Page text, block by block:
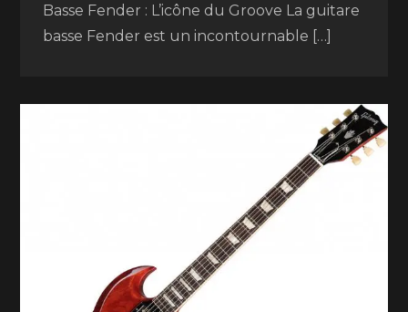
Basse Fender : L’icône du Groove La guitare
basse Fender est un incontournable […]